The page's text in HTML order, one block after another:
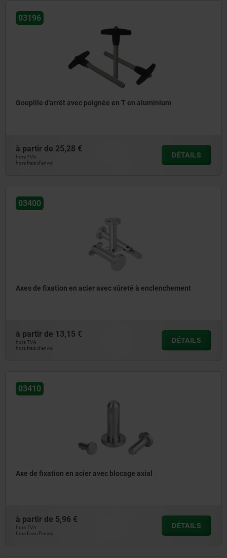
03196
Goupille d'arrêt avec poignée en T en aluminium
à partir de 25,28 €
hors TVA
hors frais d’envoi
DÉTAILS
03400
Axes de fixation en acier avec sûreté à enclenchement
à partir de 13,15 €
hors TVA
hors frais d’envoi
DÉTAILS
03410
Axe de fixation en acier avec blocage axial
à partir de 5,96 €
hors TVA
hors frais d’envoi
DÉTAILS